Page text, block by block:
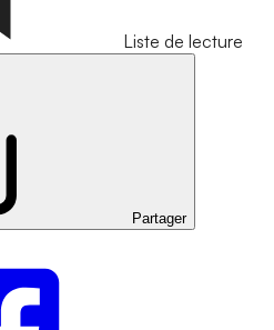
Liste de lecture
Partager